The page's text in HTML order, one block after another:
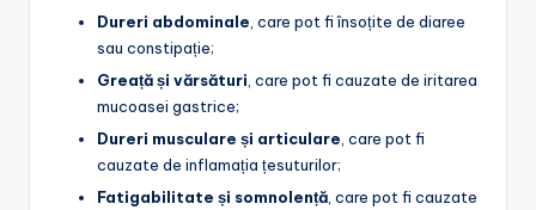
Dureri abdominale , care pot fi însoțite de diaree
sau constipație;
Greață și vărsături , care pot fi cauzate de iritarea
mucoasei gastrice;
Dureri musculare și articulare , care pot fi
cauzate de inflamația țesuturilor;
Fatigabilitate și somnolență , care pot fi cauzate